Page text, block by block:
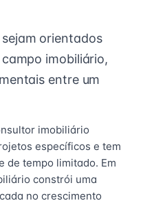
orientados
imobiliário,
entre um
imobiliário
específicos e tem
de tempo limitado. Em
constrói uma
no crescimento